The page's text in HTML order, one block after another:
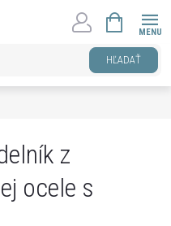
HĽADAŤ
KOŠÍK
z
ocele s